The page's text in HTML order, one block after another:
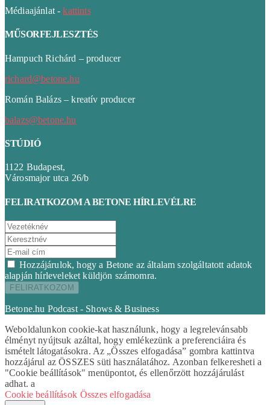
Médiaajánlat -kattints
MŰSORFEJLESZTÉS
Hampuch Richárd – producer
richard@betone.hu
Román Balázs – kreatív producer
balazs@betone.hu
STÚDIÓ
1122 Budapest,
Városmajor utca 26/b
FELIRATKOZOM A BETONE HÍRLEVÉLRE
Hozzájárulok, hogy a Betone az általam szolgáltatott adatok
alapján hírleveleket küldjön számomra.
Betone.hu Podcast - Shows & Business
Weboldalunkon cookie-kat használunk, hogy a legrelevánsabb
élményt nyújtsuk azáltal, hogy emlékezünk a preferenciáira és
ismételt látogatásokra. Az „Összes elfogadása” gombra kattintva
hozzájárul az ÖSSZES süti használatához. Azonban felkeresheti a
"Cookie beállítások" menüpontot, és ellenőrzött hozzájárulást
adhat. a
Cookie beállítások Összes elfogadása